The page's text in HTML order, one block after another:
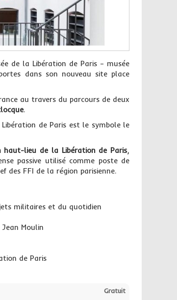
de la Libération de Paris – musée
dans son nouveau site place
au travers du parcours de deux
.
de Paris est le symbole le
haut-lieu de la Libération de Paris,
passive utilisé comme poste de
des FFI de la région parisienne.
militaires et du quotidien
Moulin
de Paris
Gratuit